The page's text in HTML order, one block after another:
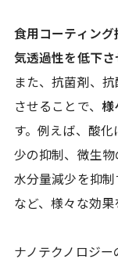
食用コーティン
気透過性を低下さ
また、抗菌剤、
させることで、 様
す。例えば、酸
少の抑制、微生
水分量減少を抑
など、様々な効果
ナノテクノロジ